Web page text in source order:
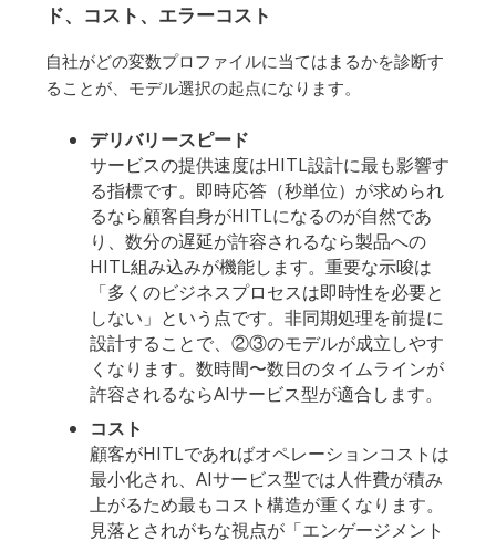
ド、コスト、エラーコスト
自社がどの変数プロファイルに当てはまるかを診断す
ることが、モデル選択の起点になります。
デリバリースピード
サービスの提供速度はHITL設計に最も影響す
る指標です。即時応答（秒単位）が求められ
るなら顧客自身がHITLになるのが自然であ
り、数分の遅延が許容されるなら製品への
HITL組み込みが機能します。重要な示唆は
「多くのビジネスプロセスは即時性を必要と
しない」という点です。非同期処理を前提に
設計することで、②③のモデルが成立しやす
くなります。数時間〜数日のタイムラインが
許容されるならAIサービス型が適合します。
コスト
顧客がHITLであればオペレーションコストは
最小化され、AIサービス型では人件費が積み
上がるため最もコスト構造が重くなります。
見落とされがちな視点が「エンゲージメント